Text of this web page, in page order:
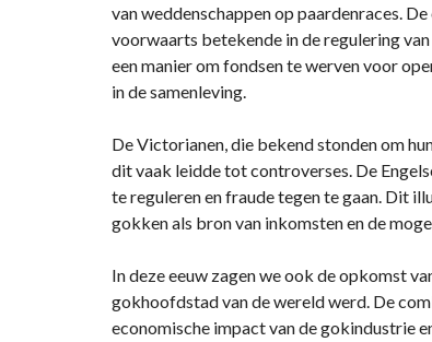
van weddenschappen op paardenraces.
voorwaarts betekende in de regulering
een manier om fondsen te werven voor
in de samenleving.
De Victorianen, die bekend stonden om
dit vaak leidde tot controverses. De
te reguleren en fraude tegen te gaan. Dit
gokken als bron van inkomsten en de
In deze eeuw zagen we ook de opkomst
gokhoofdstad van de wereld werd. De
economische impact van de gokindustrie